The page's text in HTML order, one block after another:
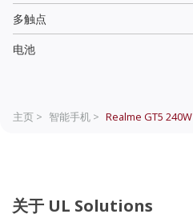
多触点
电池
主页 > 智能手机 > Realme GT5 240W
关于 UL Solutions